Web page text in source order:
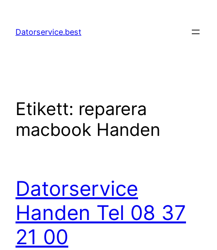
innehåll
Datorservice.best
Etikett: reparera
macbook Handen
Datorservice
Handen Tel 08 37
21 00